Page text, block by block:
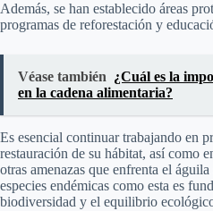
Además, se han establecido áreas
programas de reforestación y
Véase también ¿Cuál es la
en la cadena alimentaria?
Es esencial continuar trabajando en
restauración de su hábitat, así como
otras amenazas que enfrenta el
especies endémicas como esta es
biodiversidad y el equilibrio